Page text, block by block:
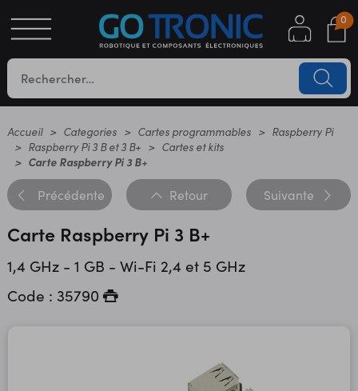
0
Accueil Categories Cartes programmables
Raspberry Pi
Raspberry Pi 3 B et 3 B+
Cartes et kits
Carte Raspberry Pi 3 B+
Précédente Retour Suivante
Carte Raspberry Pi 3 B+
1,4 GHz - 1 GB - Wi-Fi 2,4 et 5 GHz
Code : 35790